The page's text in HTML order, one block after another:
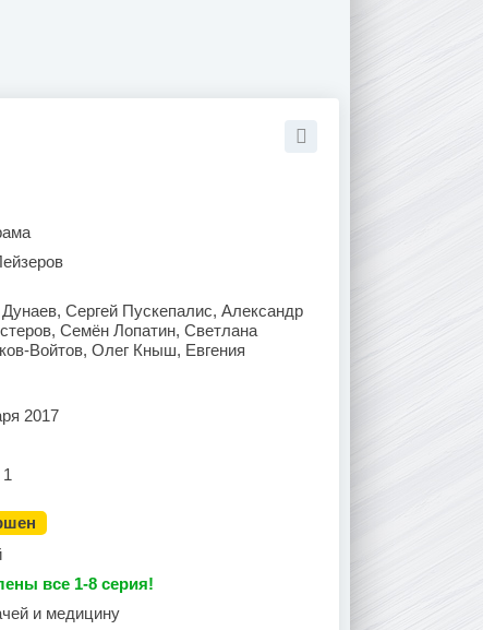
Сергей Пускепалис, Александр
Семён Лопатин, Светлана
Войтов, Олег Кныш, Евгения
2017
все 1-8 серия!
и медицину